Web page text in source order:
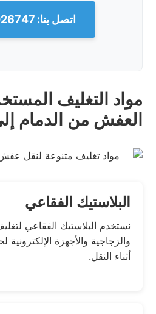
اتصل بنا: 0540026747
مواد التغليف
العفش من الدمام
البلاستيك الفقاعي
نستخدم البلاستيك الفقاعي
والزجاجية والأجهزة
أثناء النقل.